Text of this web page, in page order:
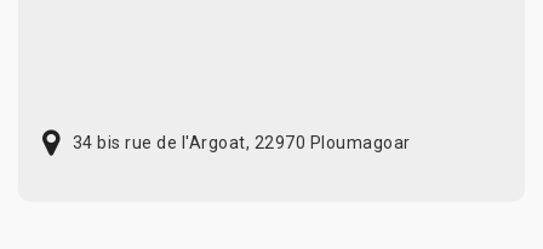
34 bis rue de l'Argoat, 22970 Ploumagoar